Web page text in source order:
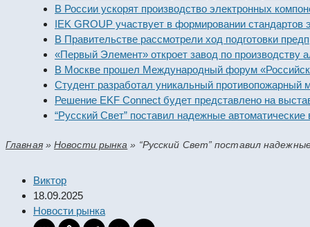
В России ускорят производство электронных
IEK GROUP участвует в формировании стандартов
В Правительстве рассмотрели ход подготовки
«Первый Элемент» откроет завод по производству
В Москве прошел Международный форум «Российская
Студент разработал уникальный противопожарный
Решение EKF Connect будет представлено на
“Русский Свет” поставил надежные автоматические
Главная»Новости рынка » “Русский Свет” поставил
Виктор
18.09.2025
Новости рынка